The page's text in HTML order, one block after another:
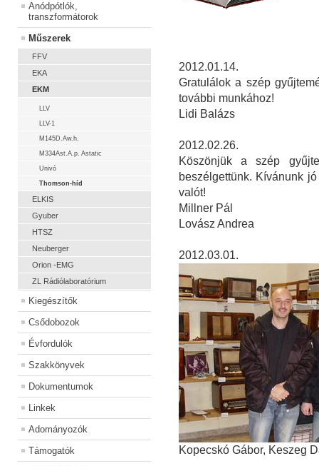
Anódpótlók,
transzformátorok
Műszerek
FFV
EKA
EKM
LLV
LLV-1
M145D.Aw.h.
M334Ast.A.p. Astatic
Univó
Thomson-híd
ELKIS
Gyuber
HTSZ
Neuberger
Orion -EMG
ZL Rádiólaboratórium
Kiegészítők
Csődobozok
Évfordulók
Szakkönyvek
Dokumentumok
Linkek
Adományozók
Támogatók
2012.01.14.
Gratulálok a szép
további munkához!
Lidi Balázs
2012.02.26.
Köszönjük a szép
beszélgettünk. Kívánunk
valót!
Millner Pál
Lovász Andrea
2012.03.01.
Kopecskó Gábor, Keszeg